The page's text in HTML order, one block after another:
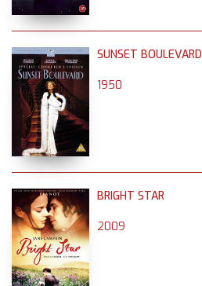
SUNSET BOULEVARD
1950
BRIGHT STAR
2009